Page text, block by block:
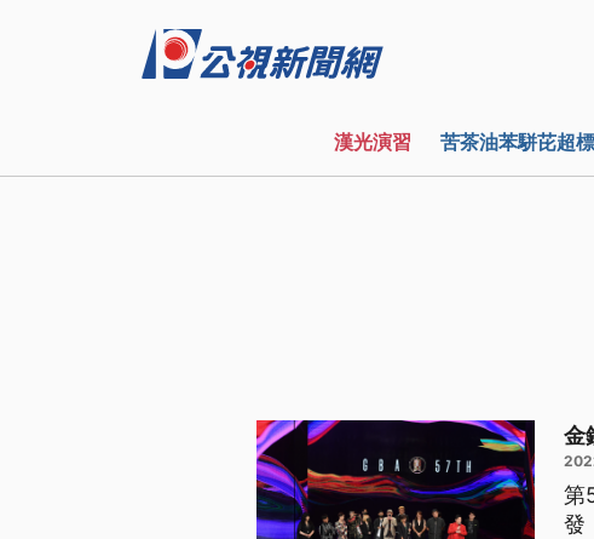
漢光演習 苦茶油苯駢芘超標
金
第
發